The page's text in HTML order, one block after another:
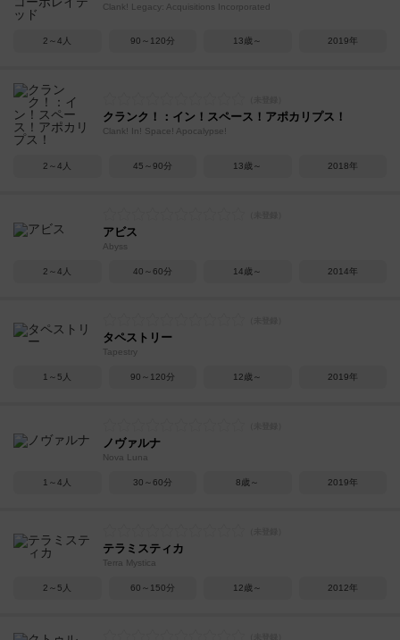
Clank! Legacy: Acquisitions Incorporated
2～4人 90～120分 13歳～ 2019年
クランク！：イン！スペース！アポカリプス！
Clank! In! Space! Apocalypse!
2～4人 45～90分 13歳～ 2018年
アビス
Abyss
2～4人 40～60分 14歳～ 2014年
タペストリー
Tapestry
1～5人 90～120分 12歳～ 2019年
ノヴァルナ
Nova Luna
1～4人 30～60分 8歳～ 2019年
テラミスティカ
Terra Mystica
2～5人 60～150分 12歳～ 2012年